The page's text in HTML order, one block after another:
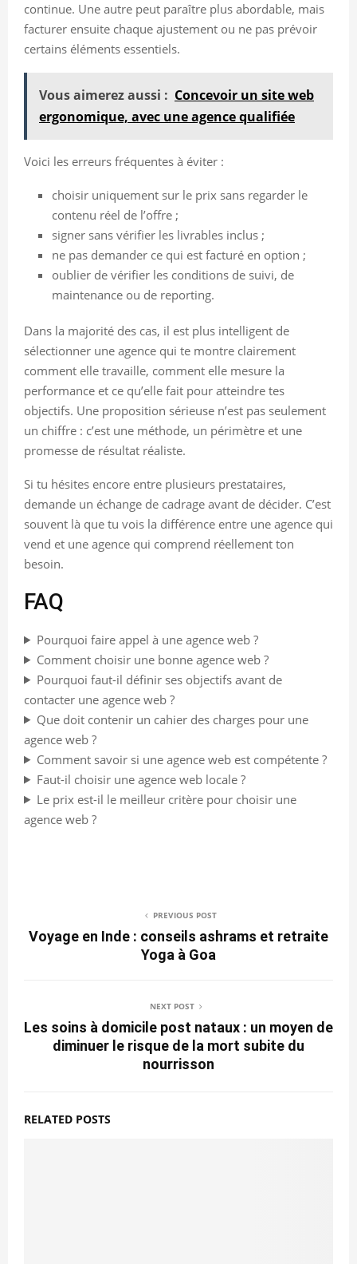
continue. Une autre peut paraître plus abordable, mais
facturer ensuite chaque ajustement ou ne pas prévoir
certains éléments essentiels.
Vous aimerez aussi : Concevoir un site web
ergonomique, avec une agence qualifiée
Voici les erreurs fréquentes à éviter :
choisir uniquement sur le prix sans regarder le
contenu réel de l’offre ;
signer sans vérifier les livrables inclus ;
ne pas demander ce qui est facturé en option ;
oublier de vérifier les conditions de suivi, de
maintenance ou de reporting.
Dans la majorité des cas, il est plus intelligent de
sélectionner une agence qui te montre clairement
comment elle travaille, comment elle mesure la
performance et ce qu’elle fait pour atteindre tes
objectifs. Une proposition sérieuse n’est pas seulement
un chiffre : c’est une méthode, un périmètre et une
promesse de résultat réaliste.
Si tu hésites encore entre plusieurs prestataires,
demande un échange de cadrage avant de décider. C’est
souvent là que tu vois la différence entre une agence qui
vend et une agence qui comprend réellement ton
besoin.
FAQ
Pourquoi faire appel à une agence web ?
Comment choisir une bonne agence web ?
Pourquoi faut-il définir ses objectifs avant de
contacter une agence web ?
Que doit contenir un cahier des charges pour une
agence web ?
Comment savoir si une agence web est compétente ?
Faut-il choisir une agence web locale ?
Le prix est-il le meilleur critère pour choisir une
agence web ?
PREVIOUS POST
Voyage en Inde : conseils ashrams et retraite
Yoga à Goa
NEXT POST
Les soins à domicile post nataux : un moyen de
diminuer le risque de la mort subite du
nourrisson
RELATED POSTS